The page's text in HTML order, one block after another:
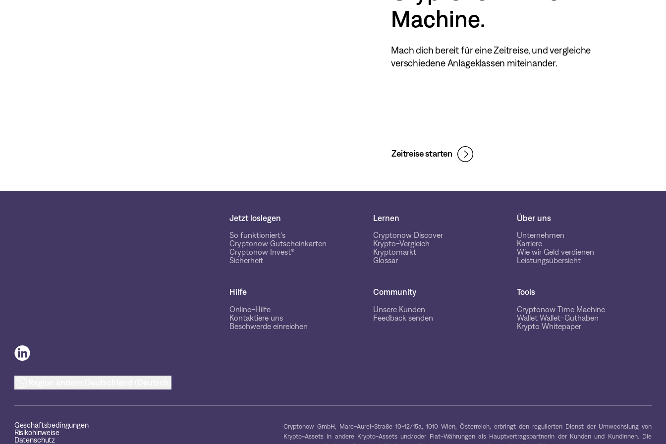
Machine.
Mach dich bereit für eine Zeitreise, und vergleiche
verschiedene Anlageklassen miteinander.
Zeitreise starten
Jetzt loslegen
So funktioniert's
Cryptonow Gutscheinkarten
Cryptonow Invest®
Sicherheit
Lernen
Cryptonow Discover
Krypto-Vergleich
Kryptomarkt
Glossar
Über uns
Unternehmen
Karriere
Wie wir Geld verdienen
Leistungsübersicht
Hilfe
Online-Hilfe
Kontaktiere uns
Beschwerde einreichen
Community
Unsere Kunden
Feedback senden
Tools
Cryptonow Time Machine
Wallet Wallet-Guthaben
Krypto Whitepaper
Geschäftsbedingungen
Risikohinweise
Datenschutz
Cryptonow GmbH, Marc-Aurel-Straße 10-12/15a, 1010 Wien, Österreich, erbringt den regulierten Dienst der Umwechslung von
Krypto-Assets in andere Krypto-Assets und/oder Fiat-Währungen als Hauptvertragspartnerin der Kunden und Kundinnen. Die